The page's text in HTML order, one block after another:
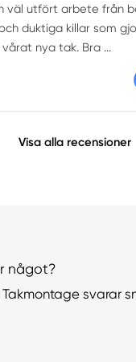
väl utfört arbete från
duktiga killar som
nya tak. Bra ...
Visa alla recensioner
något?
svarar